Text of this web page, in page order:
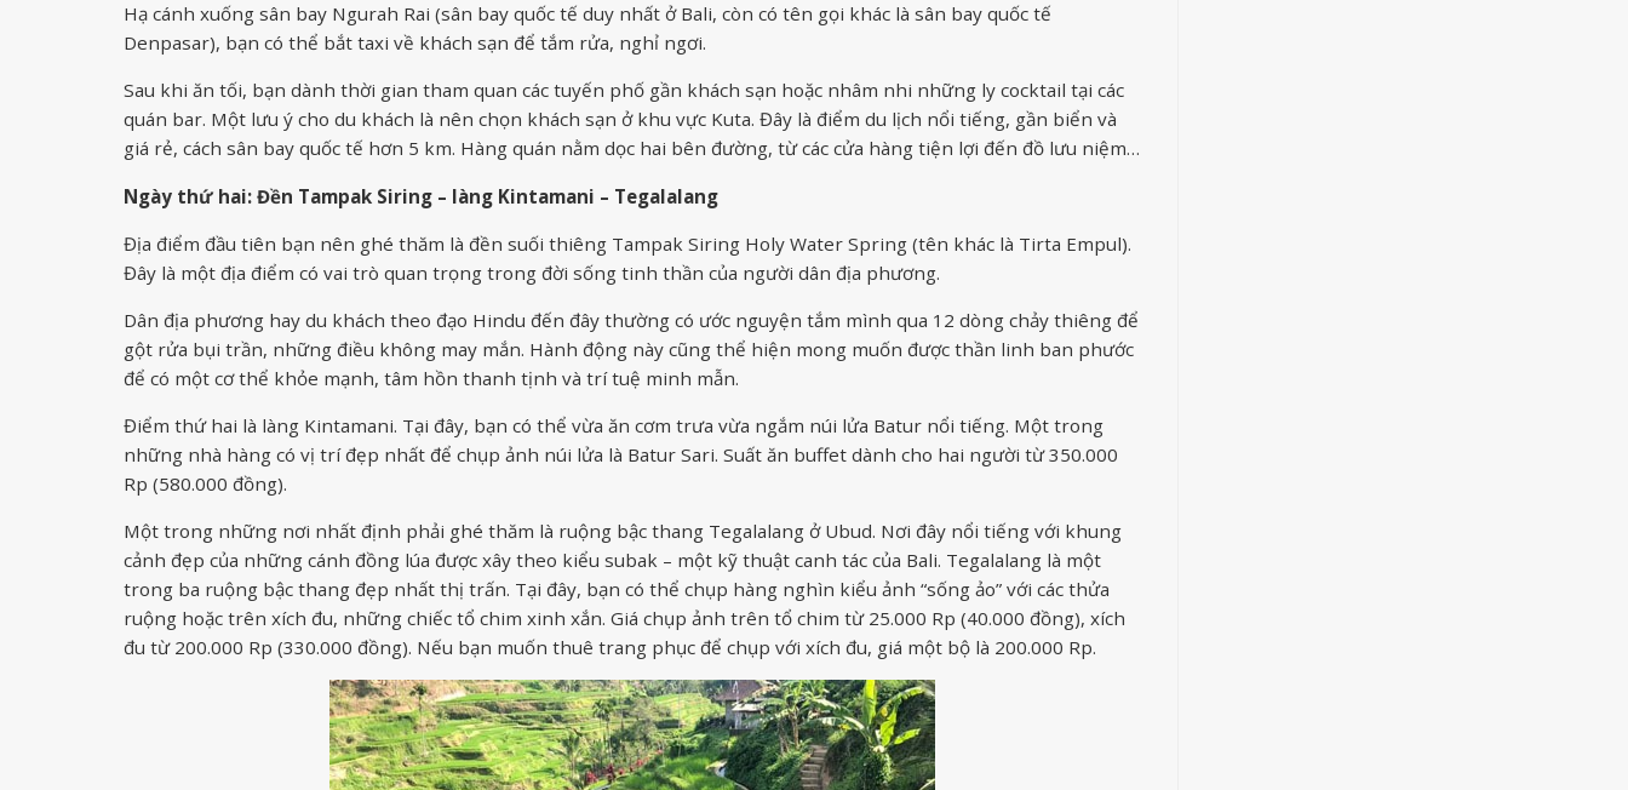
Hạ cánh xuống sân bay Ngurah Rai (sân bay quốc tế duy nhất ở Bali, còn có tên gọi khác là sân bay quốc tế
Denpasar), bạn có thể bắt taxi về khách sạn để tắm rửa, nghỉ ngơi.
Sau khi ăn tối, bạn dành thời gian tham quan các tuyến phố gần khách sạn hoặc nhâm nhi những ly cocktail tại các
quán bar. Một lưu ý cho du khách là nên chọn khách sạn ở khu vực Kuta. Đây là điểm du lịch nổi tiếng, gần biển và
giá rẻ, cách sân bay quốc tế hơn 5 km. Hàng quán nằm dọc hai bên đường, từ các cửa hàng tiện lợi đến đồ lưu niệm…
Ngày thứ hai: Đền Tampak Siring – làng Kintamani – Tegalalang
Địa điểm đầu tiên bạn nên ghé thăm là đền suối thiêng Tampak Siring Holy Water Spring (tên khác là Tirta Empul).
Đây là một địa điểm có vai trò quan trọng trong đời sống tinh thần của người dân địa phương.
Dân địa phương hay du khách theo đạo Hindu đến đây thường có ước nguyện tắm mình qua 12 dòng chảy thiêng để
gột rửa bụi trần, những điều không may mắn. Hành động này cũng thể hiện mong muốn được thần linh ban phước
để có một cơ thể khỏe mạnh, tâm hồn thanh tịnh và trí tuệ minh mẫn.
Điểm thứ hai là làng Kintamani. Tại đây, bạn có thể vừa ăn cơm trưa vừa ngắm núi lửa Batur nổi tiếng. Một trong
những nhà hàng có vị trí đẹp nhất để chụp ảnh núi lửa là Batur Sari. Suất ăn buffet dành cho hai người từ 350.000
Rp (580.000 đồng).
Một trong những nơi nhất định phải ghé thăm là ruộng bậc thang Tegalalang ở Ubud. Nơi đây nổi tiếng với khung
cảnh đẹp của những cánh đồng lúa được xây theo kiểu subak – một kỹ thuật canh tác của Bali. Tegalalang là một
trong ba ruộng bậc thang đẹp nhất thị trấn. Tại đây, bạn có thể chụp hàng nghìn kiểu ảnh “sống ảo” với các thửa
ruộng hoặc trên xích đu, những chiếc tổ chim xinh xắn. Giá chụp ảnh trên tổ chim từ 25.000 Rp (40.000 đồng), xích
đu từ 200.000 Rp (330.000 đồng). Nếu bạn muốn thuê trang phục để chụp với xích đu, giá một bộ là 200.000 Rp.